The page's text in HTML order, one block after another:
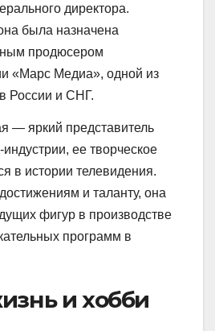
директора.
была назначена
продюсером
«Марс Медиа», одной из
России и СНГ.
— яркий представитель
ее творческое
в истории телевидения.
и таланту, она
фигур в производстве
программ в
и хобби